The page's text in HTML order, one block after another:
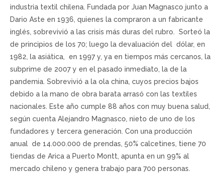
industria textil chilena. Fundada por Juan Magnasco junto a
Dario Aste en 1936, quienes la compraron a un fabricante
inglés, sobrevivió a las crisis más duras del rubro. Sorteó la
de principios de los 70; luego la devaluación del dólar, en
1982, la asiática, en 1997 y, ya en tiempos más cercanos, la
subprime de 2007 y en el pasado inmediato, la de la
pandemia. Sobrevivió a la ola china, cuyos precios bajos
debido a la mano de obra barata arrasó con las textiles
nacionales. Este año cumple 88 años con muy buena salud,
según cuenta Alejandro Magnasco, nieto de uno de los
fundadores y tercera generación. Con una producción
anual de 14.000.000 de prendas, 50% calcetines, tiene 70
tiendas de Arica a Puerto Montt, apunta en un 99% al
mercado chileno y genera trabajo para 700 personas.